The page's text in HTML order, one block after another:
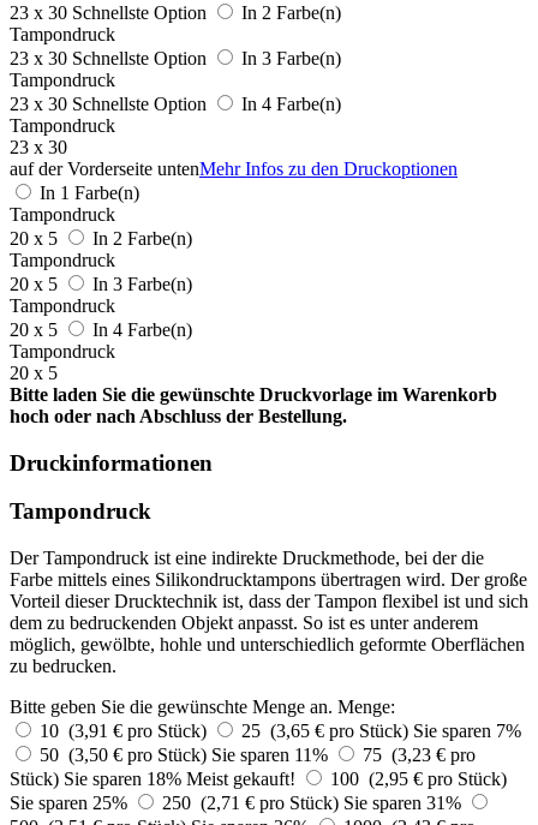
23 x 30 Schnellste Option
In 2 Farbe(n)
Tampondruck
23 x 30 Schnellste Option
In 3 Farbe(n)
Tampondruck
23 x 30 Schnellste Option
In 4 Farbe(n)
Tampondruck
23 x 30
auf der Vorderseite untenMehr Infos zu den Druckoptionen
In 1 Farbe(n)
Tampondruck
20 x 5
In 2 Farbe(n)
Tampondruck
20 x 5
In 3 Farbe(n)
Tampondruck
20 x 5
In 4 Farbe(n)
Tampondruck
20 x 5
Bitte laden Sie die gewünschte Druckvorlage im Warenkorb
hoch oder nach Abschluss der Bestellung.
Druckinformationen
Tampondruck
Der Tampondruck ist eine indirekte Druckmethode, bei der die
Farbe mittels eines Silikondrucktampons übertragen wird. Der große
Vorteil dieser Drucktechnik ist, dass der Tampon flexibel ist und sich
dem zu bedruckenden Objekt anpasst. So ist es unter anderem
möglich, gewölbte, hohle und unterschiedlich geformte Oberflächen
zu bedrucken.
Bitte geben Sie die gewünschte Menge an. Menge:
10 (3,91 € pro Stück)
25 (3,65 € pro Stück) Sie sparen 7%
50 (3,50 € pro Stück) Sie sparen 11%
75 (3,23 € pro
Stück) Sie sparen 18% Meist gekauft!
100 (2,95 € pro Stück)
Sie sparen 25%
250 (2,71 € pro Stück) Sie sparen 31%